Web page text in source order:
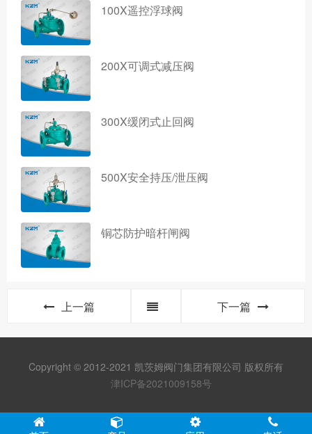
100X遥控浮球阀
200X可调式减压阀
300X缓闭式止回阀
500X安全持压/泄压阀
铜芯防护暗杆闸阀
上一篇 下一篇
Copyright © 2012-2021 凯茨姆阀门集团有限公司 版权所有
津ICP备2021009158号